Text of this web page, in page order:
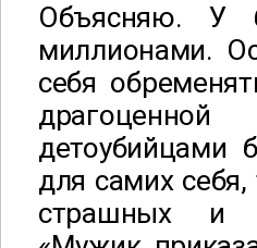
Объясняю. У
миллионами.
себя
детоубийцами
для самих
страшных и